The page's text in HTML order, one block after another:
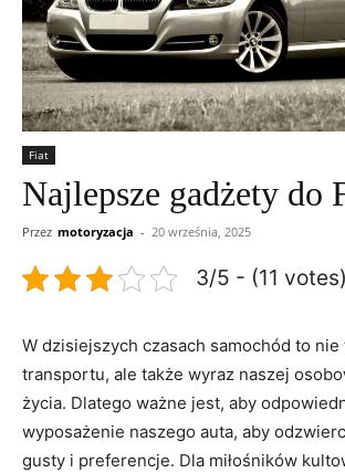
Fiat
Najlepsze gadżety do
Przez motoryzacja - 20 września, 2025
3/5 - (11 votes)
W dzisiejszych czasach samochód to
transportu, ⁢ale także wyraz naszej
życia. Dlatego​ ważne jest,​ aby
⁣wyposażenie naszego⁤ auta, aby
gusty i⁣ preferencje. ⁣Dla miłośników